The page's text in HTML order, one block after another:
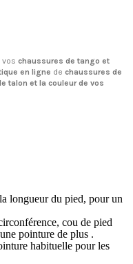
vos chaussures de tango et
en ligne de chaussures de
talon et la couleur de vos
longueur du pied, pour un
cou de pied
pointure de plus .
habituelle pour les